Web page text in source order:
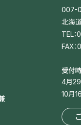
007-
北海
TEL
FAX
受付
4月
10月